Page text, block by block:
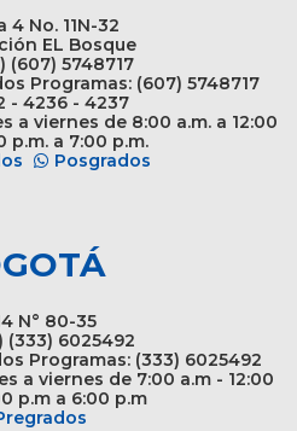
4 No. 11N-32
EL Bosque
(607) 5748717
Programas: (607) 5748717
- 4236 - 4237
a viernes de 8:00 a.m. a 12:00
p.m. a 7:00 p.m.
Posgrados
N° 80-35
(333) 6025492
Programas: (333) 6025492
a viernes de 7:00 a.m - 12:00
p.m a 6:00 p.m